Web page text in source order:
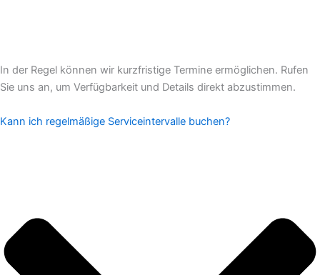
In der Regel können wir kurzfristige Termine ermöglichen. Rufen
Sie uns an, um Verfügbarkeit und Details direkt abzustimmen.
Kann ich regelmäßige Serviceintervalle buchen?